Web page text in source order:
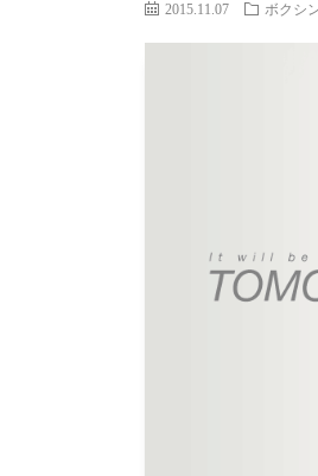
2015.11.07 ボクシ